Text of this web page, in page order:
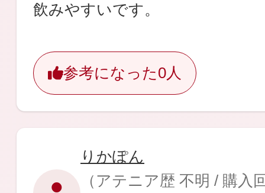
ギフト
よくあるご質問
飲みやすいです。
参考になった0人
りかぽん
（アテニア歴 不明 / 購入